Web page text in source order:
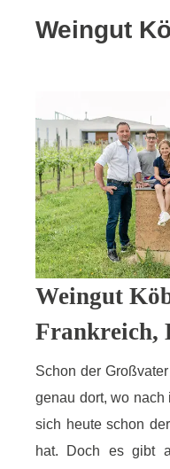
Weingut
Weingut
Frankreich,
Schon der
genau dort, wo nach
sich heute schon
hat. Doch es gibt